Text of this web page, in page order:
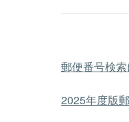
郵便番号検
2025年度版